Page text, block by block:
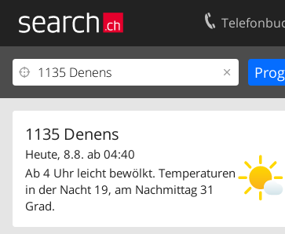
1135 Denens
Heute, 8.8. ab 04:40
Ab 4 Uhr leicht bewölkt. Temperaturen
in der Nacht 19, am Nachmittag 31
Grad.
Ihr Eintrag
Kundencenter Geschäftskunden